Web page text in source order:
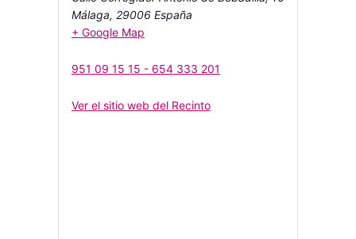
Málaga, 29006 España
+ Google Map
951 09 15 15 - 654 333 201
Ver el sitio web del Recinto